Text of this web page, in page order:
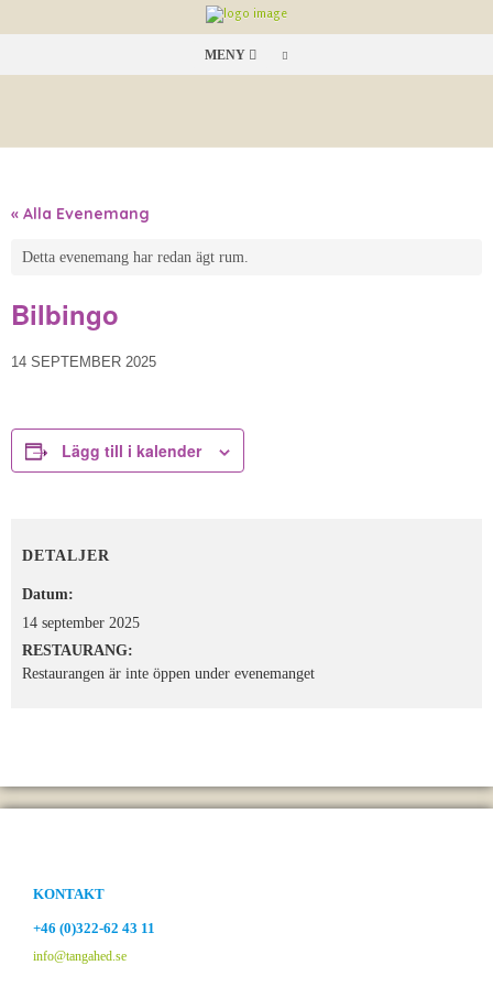
MENY
« Alla Evenemang
Detta evenemang har redan ägt rum.
Bilbingo
14 SEPTEMBER 2025
Lägg till i kalender
DETALJER
Datum:
14 september 2025
RESTAURANG:
Restaurangen är inte öppen under evenemanget
KONTAKT
+46 (0)322-62 43 11
info@tangahed.se